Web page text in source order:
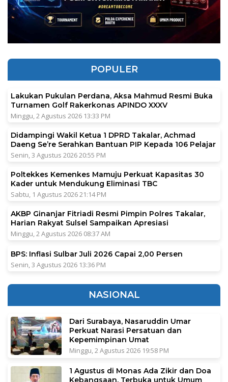
POPULER
Lakukan Pukulan Perdana, Aksa Mahmud Resmi Buka
Turnamen Golf Rakerkonas APINDO XXXV
Minggu, 2 Agustus 2026 13:33 PM
Didampingi Wakil Ketua 1 DPRD Takalar, Achmad
Daeng Se’re Serahkan Bantuan PIP Kepada 106 Pelajar
Senin, 3 Agustus 2026 20:55 PM
Poltekkes Kemenkes Mamuju Perkuat Kapasitas 30
Kader untuk Mendukung Eliminasi TBC
Sabtu, 1 Agustus 2026 21:14 PM
AKBP Ginanjar Fitriadi Resmi Pimpin Polres Takalar,
Harian Rakyat Sulsel Sampaikan Apresiasi
Minggu, 2 Agustus 2026 08:37 AM
BPS: Inflasi Sulbar Juli 2026 Capai 2,00 Persen
Senin, 3 Agustus 2026 13:36 PM
NASIONAL
Dari Surabaya, Nasaruddin Umar
Perkuat Narasi Persatuan dan
Kepemimpinan Umat
Minggu, 2 Agustus 2026 19:58 PM
1 Agustus di Monas Ada Zikir dan Doa
Kebangsaan, Terbuka untuk Umum